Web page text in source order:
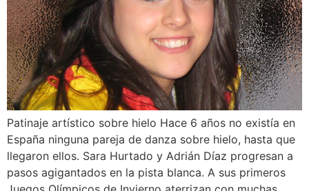
Patinaje artístico sobre hielo Hace 6 años no existía en
España ninguna pareja de danza sobre hielo, hasta que
llegaron ellos. Sara Hurtado y Adrián Díaz progresan a
pasos agigantados en la pista blanca. A sus primeros